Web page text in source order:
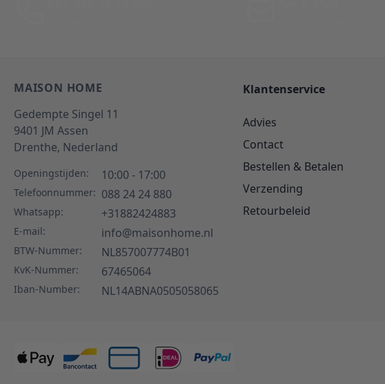
MAISON HOME
Gedempte Singel 11
9401 JM Assen
Drenthe, Nederland
Openingstijden: 10:00 - 17:00
Telefoonnummer: 088 24 24 880
Whatsapp: +31882424883
E-mail: info@maisonhome.nl
BTW-Nummer: NL857007774B01
KvK-Nummer: 67465064
Iban-Number: NL14ABNA0505058065
Klantenservice
Advies
Contact
Bestellen & Betalen
Verzending
Retourbeleid